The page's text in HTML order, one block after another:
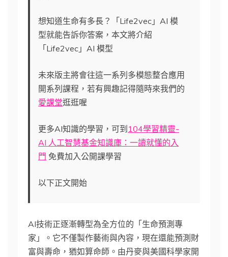
想知道生命有多長？「Life2vec」AI 模
型就能告訴你答案，本文將介紹
「Life2vec」AI 模型
未來版主將會往這一系列多模態整合應用
開系列課程，若有興趣記得隨時來我們的
愛課堂逛逛喔
更多AI知識的學習，可到 104學習精靈-
AI 人工智慧基金知識庫：一讀就懂的入
門 免費加入公開課學習
以下正文開始
AI技術正逐漸轉型為全方位的「生命預測專
家」。它不僅製作藝術與內容，現在還能預測財
富與壽命，猶如算命師。由丹麥與美國科學家開